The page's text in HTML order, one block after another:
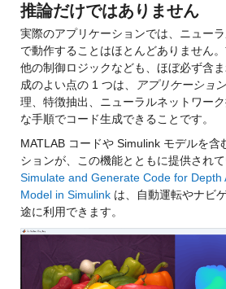
推論だけではありません
実際のアプリケーションでは、ニュー
で動作することはほとんどありません
他の制御ロジックなども、ほぼ必ず含
成のよい点の 1 つは、
アプリケーショ
理、特徴抽出、ニューラルネットワー
な手順でコード生成できることです。
MATLAB コードや Simulink モデルを含
ションが、この機能とともに提供されて
Simulate and Generate Code for Depth
Model in Simulink は、自動運転やナビ
途に利用できます。